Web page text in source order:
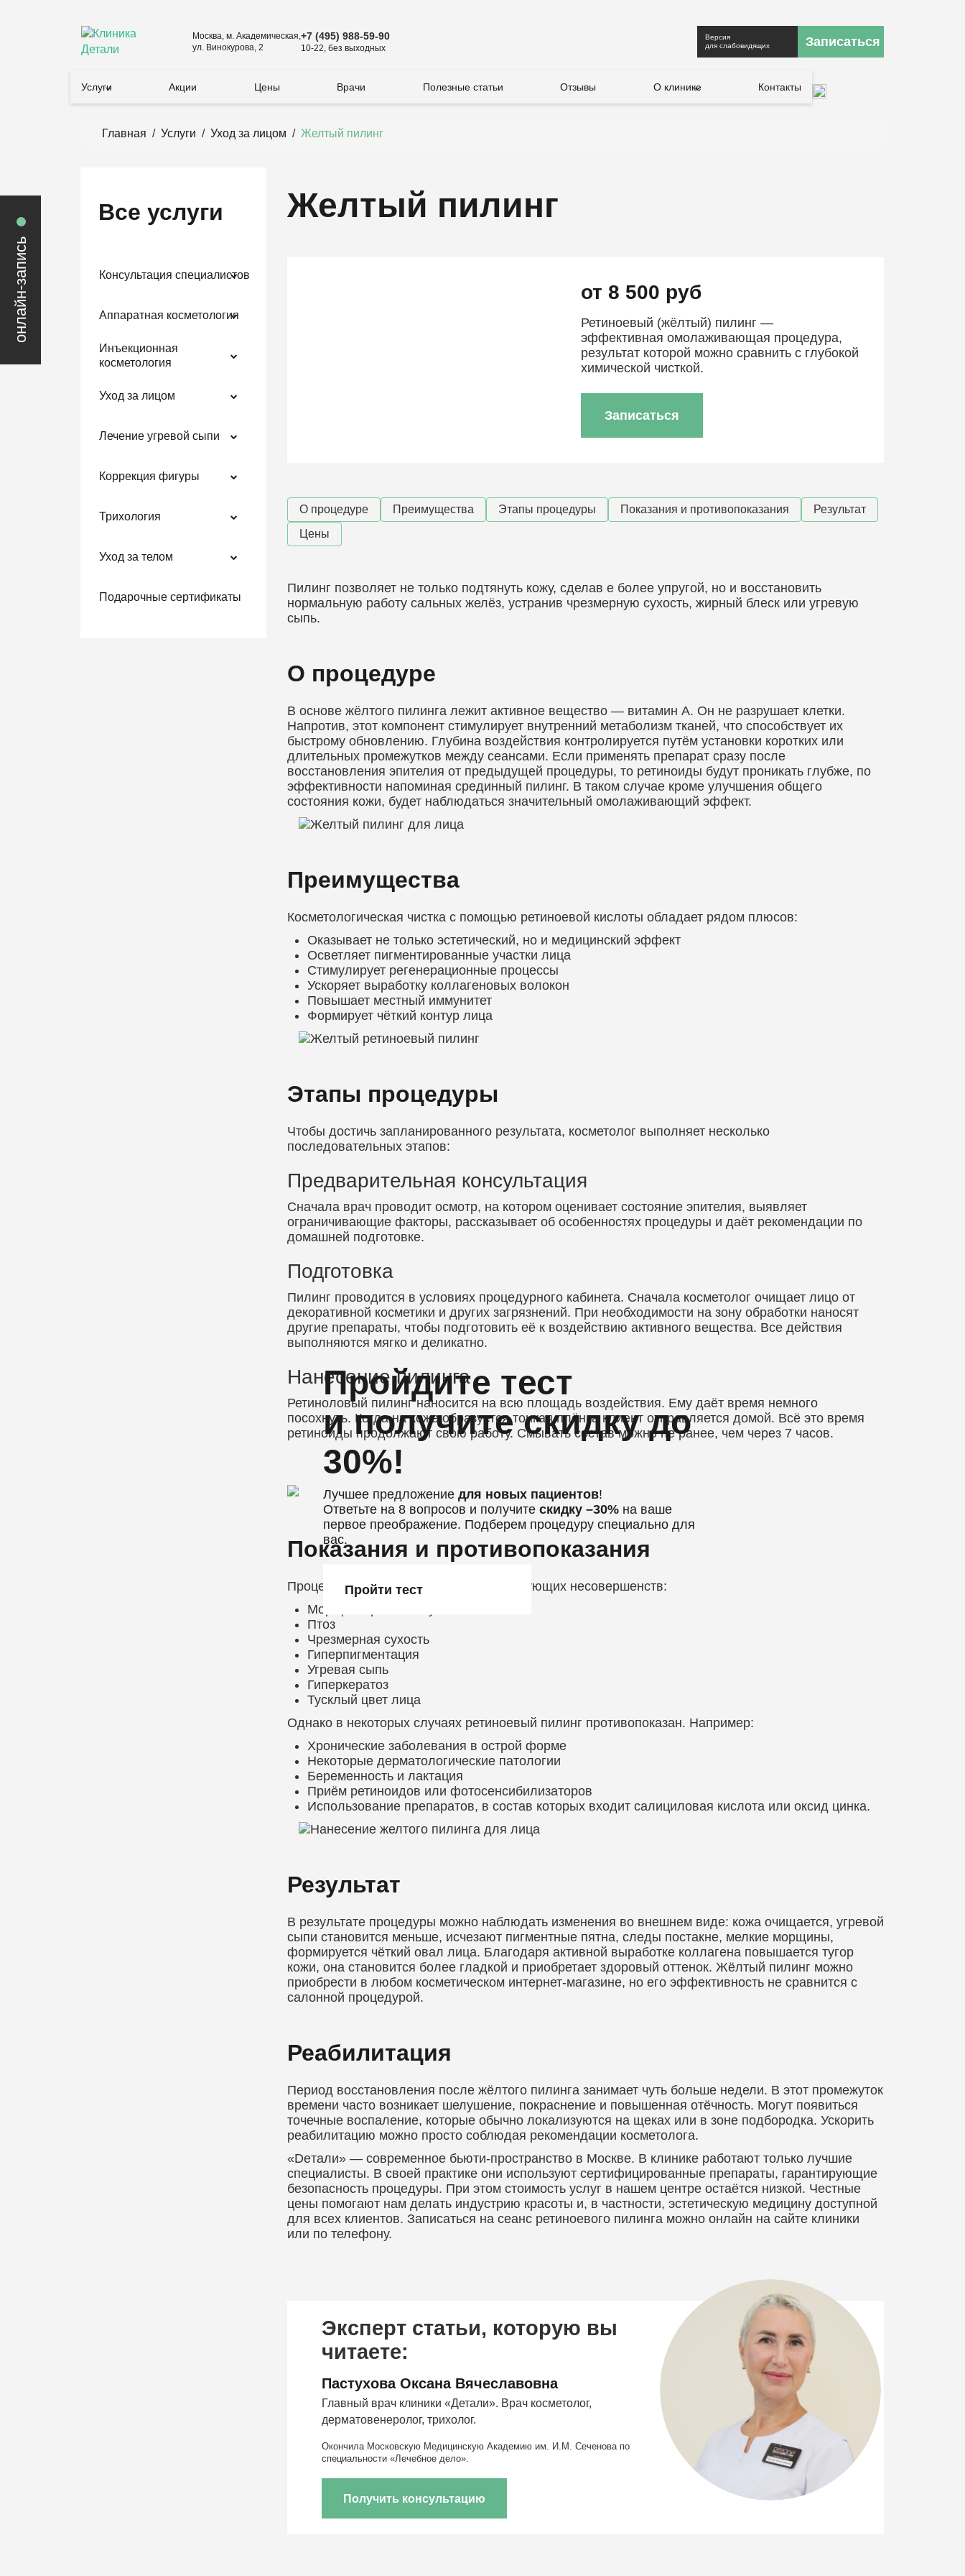
Москва, м. Академическая,
ул. Винокурова, 2
+7 (495) 988-59-90
10-22, без выходных
Версия
для слабовидящих
Записаться
Услуги Акции Цены Врачи Полезные статьи Отзывы О клинике Контакты
Главная / Услуги / Уход за лицом / Желтый пилинг
Все услуги
Консультация специалистов
Аппаратная косметология
Инъекционная
косметология
Уход за лицом
Лечение угревой сыпи
Коррекция фигуры
Трихология
Уход за телом
Подарочные сертификаты
Желтый пилинг
от 8 500 руб
Ретиноевый (жёлтый) пилинг —
эффективная омолаживающая процедура,
результат которой можно сравнить с глубокой
химической чисткой.
Записаться
О процедуре Преимущества Этапы процедуры Показания и противопоказания
Результат
Цены
Пилинг позволяет не только подтянуть кожу, сделав е более упругой, но и восстановить
нормальную работу сальных желёз, устранив чрезмерную сухость, жирный блеск или угревую
сыпь.
О процедуре
В основе жёлтого пилинга лежит активное вещество — витамин А. Он не разрушает клетки.
Напротив, этот компонент стимулирует внутренний метаболизм тканей, что способствует их
быстрому обновлению. Глубина воздействия контролируется путём установки коротких или
длительных промежутков между сеансами. Если применять препарат сразу после
восстановления эпителия от предыдущей процедуры, то ретиноиды будут проникать глубже, по
эффективности напоминая срединный пилинг. В таком случае кроме улучшения общего
состояния кожи, будет наблюдаться значительный омолаживающий эффект.
Преимущества
Косметологическая чистка с помощью ретиноевой кислоты обладает рядом плюсов:
Оказывает не только эстетический, но и медицинский эффект
Осветляет пигментированные участки лица
Стимулирует регенерационные процессы
Ускоряет выработку коллагеновых волокон
Повышает местный иммунитет
Формирует чёткий контур лица
Этапы процедуры
Чтобы достичь запланированного результата, косметолог выполняет несколько
последовательных этапов:
Предварительная консультация
Сначала врач проводит осмотр, на котором оценивает состояние эпителия, выявляет
ограничивающие факторы, рассказывает об особенностях процедуры и даёт рекомендации по
домашней подготовке.
Подготовка
Пилинг проводится в условиях процедурного кабинета. Сначала косметолог очищает лицо от
декоративной косметики и других загрязнений. При необходимости на зону обработки наносят
другие препараты, чтобы подготовить её к воздействию активного вещества. Все действия
выполняются мягко и деликатно.
Нанесение пилинга
Ретиноловый пилинг наносится на всю площадь воздействия. Ему даёт время немного
посохнуть. Когда на коже образуется тонкая плёнка клиент отправляется домой. Всё это время
ретиноиды продолжают свою работу. Смывать состав можно не ранее, чем через 7 часов.
Пройдите тест
и получите скидку до
30%!
Лучшее предложение для новых пациентов!
Ответьте на 8 вопросов и получите скидку –30% на ваше
первое преображение. Подберем процедуру специально для
вас.
Пройти тест
Показания и противопоказания
Процедуру проводят при наличии следующих несовершенств:
Морщины разной глубины
Птоз
Чрезмерная сухость
Гиперпигментация
Угревая сыпь
Гиперкератоз
Тусклый цвет лица
Однако в некоторых случаях ретиноевый пилинг противопоказан. Например:
Хронические заболевания в острой форме
Некоторые дерматологические патологии
Беременность и лактация
Приём ретиноидов или фотосенсибилизаторов
Использование препаратов, в состав которых входит салициловая кислота или оксид цинка.
Результат
В результате процедуры можно наблюдать изменения во внешнем виде: кожа очищается, угревой
сыпи становится меньше, исчезают пигментные пятна, следы постакне, мелкие морщины,
формируется чёткий овал лица. Благодаря активной выработке коллагена повышается тугор
кожи, она становится более гладкой и приобретает здоровый оттенок. Жёлтый пилинг можно
приобрести в любом косметическом интернет-магазине, но его эффективность не сравнится с
салонной процедурой.
Реабилитация
Период восстановления после жёлтого пилинга занимает чуть больше недели. В этот промежуток
времени часто возникает шелушение, покраснение и повышенная отёчность. Могут появиться
точечные воспаление, которые обычно локализуются на щеках или в зоне подбородка. Ускорить
реабилитацию можно просто соблюдая рекомендации косметолога.
«Deтали» — современное бьюти-пространство в Москве. В клинике работают только лучшие
специалисты. В своей практике они используют сертифицированные препараты, гарантирующие
безопасность процедуры. При этом стоимость услуг в нашем центре остаётся низкой. Честные
цены помогают нам делать индустрию красоты и, в частности, эстетическую медицину доступной
для всех клиентов. Записаться на сеанс ретиноевого пилинга можно онлайн на сайте клиники
или по телефону.
онлайн-запись